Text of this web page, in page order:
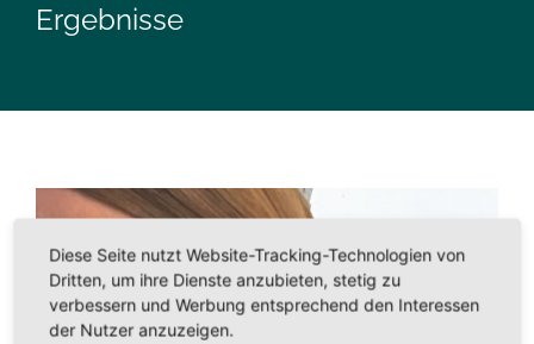
GEO für Radiosender
Transparenzpflicht AI Act
ZAC FAQ
Über mich
Ergebnisse
Diese Seite nutzt Website-Tracking-Technologien von
Dritten, um ihre Dienste anzubieten, stetig zu
verbessern und Werbung entsprechend den Interessen
der Nutzer anzuzeigen.